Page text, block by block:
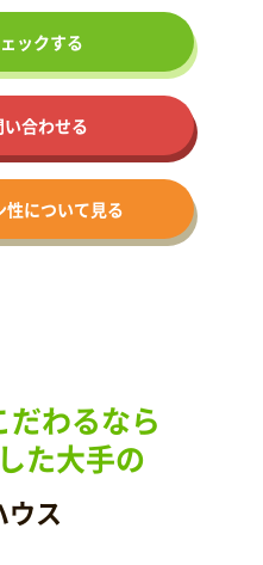
ックする
合わせる
性について見る
だわるなら
た大手の
ウス